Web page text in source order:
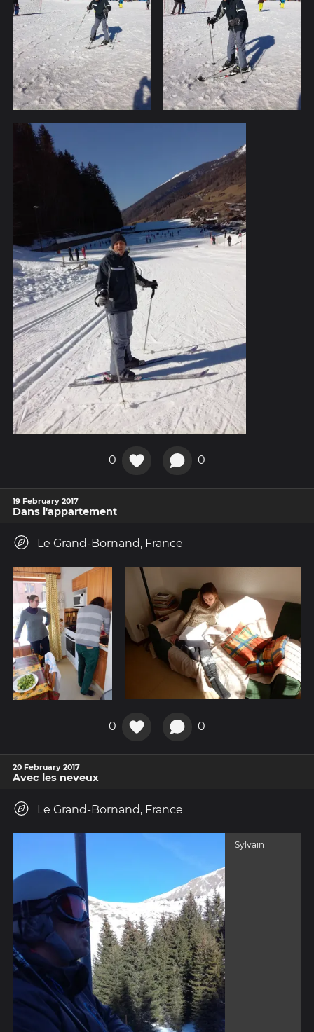
0 0
19 February 2017
Dans l'appartement
Le Grand-Bornand, France
0 0
20 February 2017
Avec les neveux
Le Grand-Bornand, France
Sylvain